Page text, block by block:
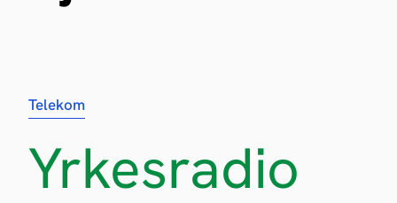
Telekom
Yrkesradio